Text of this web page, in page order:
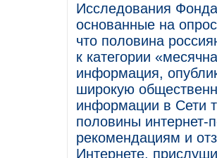
Исследования
основанные на
что половина
к категории
информация,
широкую
информации в Сети
половины интернет-
рекомендациям и
Интернете,